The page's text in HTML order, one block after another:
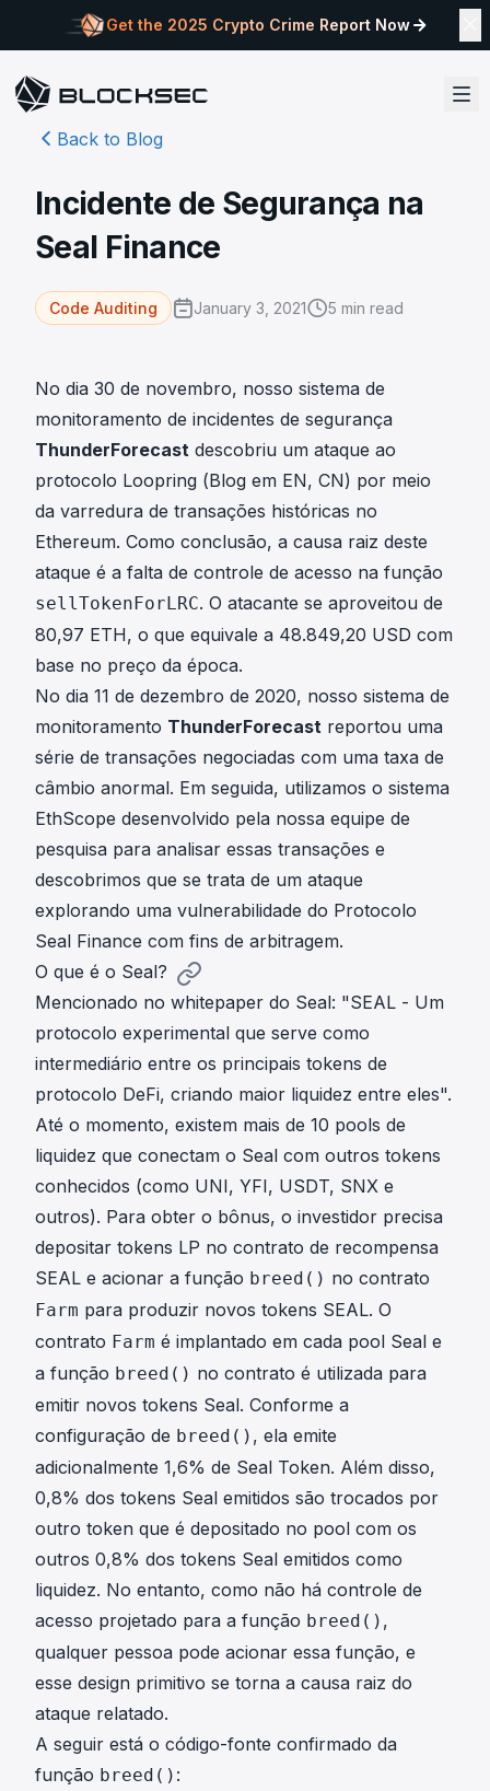
Get the 2025 Crypto Crime Report Now
Back to Blog
Incidente de Segurança na
Seal Finance
Code Auditing January 3, 2021 5 min read
No dia 30 de novembro, nosso sistema de
monitoramento de incidentes de segurança
ThunderForecast descobriu um ataque ao
protocolo Loopring (Blog em EN, CN) por meio
da varredura de transações históricas no
Ethereum. Como conclusão, a causa raiz deste
ataque é a falta de controle de acesso na função
sellTokenForLRC. O atacante se aproveitou de
80,97 ETH, o que equivale a 48.849,20 USD com
base no preço da época.
No dia 11 de dezembro de 2020, nosso sistema de
monitoramento ThunderForecast reportou uma
série de transações negociadas com uma taxa de
câmbio anormal. Em seguida, utilizamos o sistema
EthScope desenvolvido pela nossa equipe de
pesquisa para analisar essas transações e
descobrimos que se trata de um ataque
explorando uma vulnerabilidade do Protocolo
Seal Finance com fins de arbitragem.
O que é o Seal?
Mencionado no whitepaper do Seal: "SEAL - Um
protocolo experimental que serve como
intermediário entre os principais tokens de
protocolo DeFi, criando maior liquidez entre eles".
Até o momento, existem mais de 10 pools de
liquidez que conectam o Seal com outros tokens
conhecidos (como UNI, YFI, USDT, SNX e
outros). Para obter o bônus, o investidor precisa
depositar tokens LP no contrato de recompensa
SEAL e acionar a função breed() no contrato
Farm para produzir novos tokens SEAL. O
contrato Farm é implantado em cada pool Seal e
a função breed() no contrato é utilizada para
emitir novos tokens Seal. Conforme a
configuração de breed() , ela emite
adicionalmente 1,6% de Seal Token. Além disso,
0,8% dos tokens Seal emitidos são trocados por
outro token que é depositado no pool com os
outros 0,8% dos tokens Seal emitidos como
liquidez. No entanto, como não há controle de
acesso projetado para a função breed() ,
qualquer pessoa pode acionar essa função, e
esse design primitivo se torna a causa raiz do
ataque relatado.
A seguir está o código-fonte confirmado da
função breed() :